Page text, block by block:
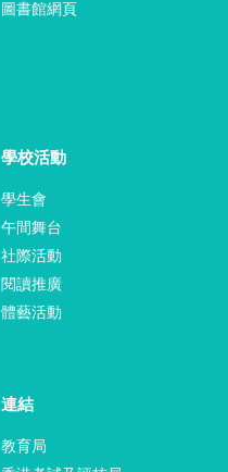
圖書館網頁
學校活動
學生會
午間舞台
社際活動
閱讀推廣
體藝活動
連結
教育局